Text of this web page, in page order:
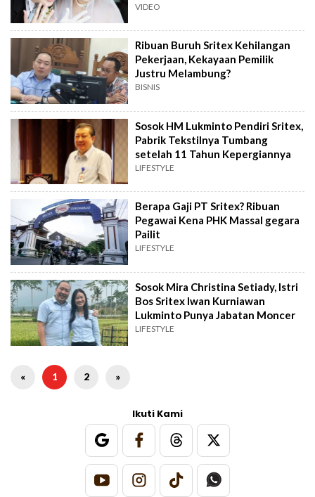
VIDEO
Ribuan Buruh Sritex Kehilangan
Pekerjaan, Kekayaan Pemilik
Justru Melambung?
BISNIS
Sosok HM Lukminto Pendiri Sritex,
Pabrik Tekstilnya Tumbang
setelah 11 Tahun Kepergiannya
LIFESTYLE
Berapa Gaji PT Sritex? Ribuan
Pegawai Kena PHK Massal gegara
Pailit
LIFESTYLE
Sosok Mira Christina Setiady, Istri
Bos Sritex Iwan Kurniawan
Lukminto Punya Jabatan Moncer
LIFESTYLE
« 1 2 »
Ikuti Kami